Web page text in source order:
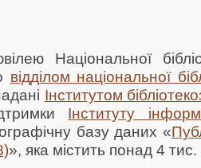
Національної
відділом національної
Інститутом
Інституту
базу даних «
», яка містить понад 4 тис.